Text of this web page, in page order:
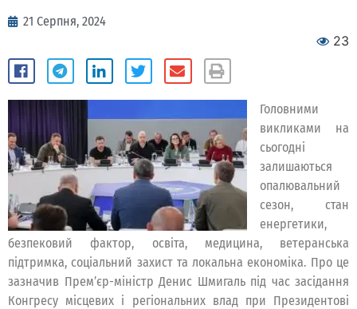
21 Серпня, 2024
23
Головними
викликами на
сьогодні
залишаються
опалювальний
сезон, стан
енергетики,
безпековий фактор, освіта, медицина, ветеранська
підтримка, соціальний захист та локальна економіка. Про це
зазначив Прем’єр-міністр Денис Шмигаль під час засідання
Конгресу місцевих і регіональних влад при Президентові